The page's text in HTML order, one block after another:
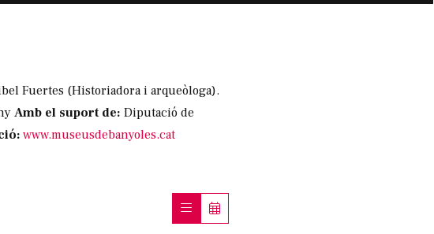
Fuertes (Historiadora i arqueòloga).
Amb el suport de: Diputació de
www.museusdebanyoles.cat